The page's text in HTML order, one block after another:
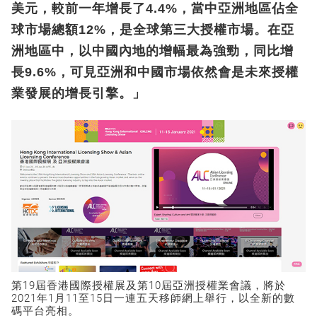
美元，較前一年增長了4.4%，當中亞洲地區佔全
球市場總額12%，是全球第三大授權市場。在亞
洲地區中，以中國內地的增幅最為強勁，同比增
長9.6%，可見亞洲和中國市場依然會是未來授權
業發展的增長引擎。」
第19屆香港國際授權展及第10屆亞洲授權業會議，將於
2021年1月11至15日一連五天移師網上舉行，以全新的數
碼平台亮相。